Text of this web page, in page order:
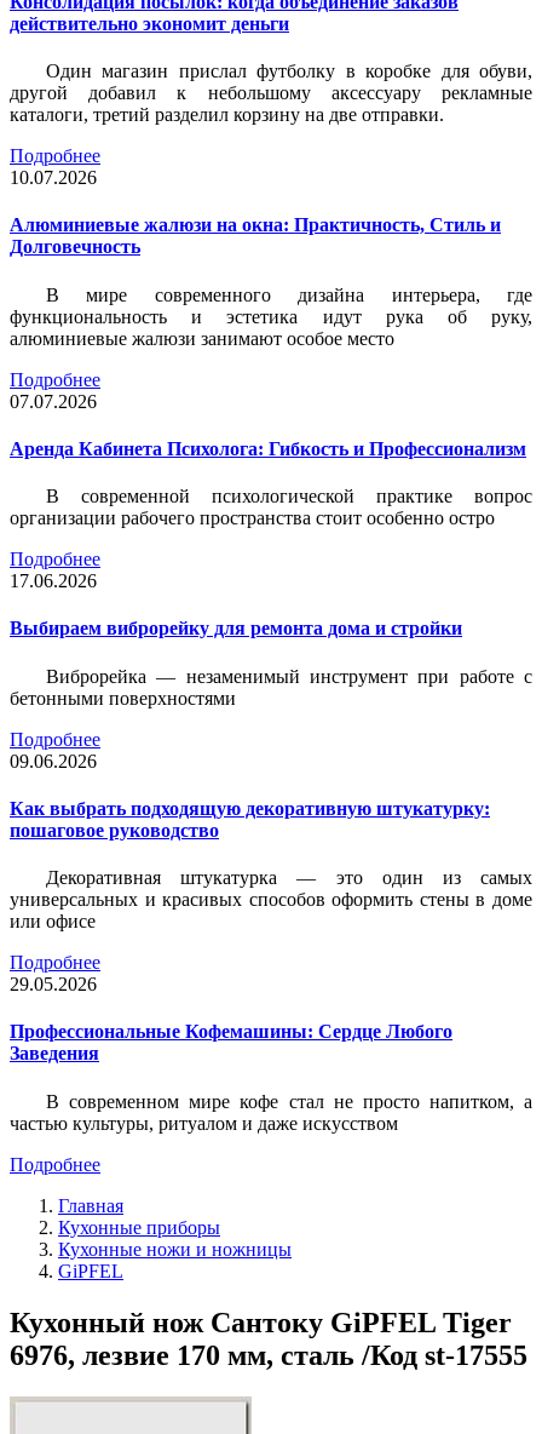
действительно экономит деньги
Один магазин прислал футболку в коробке для обуви,
другой добавил к небольшому аксессуару рекламные
каталоги, третий разделил корзину на две отправки.
Подробнее
10.07.2026
Алюминиевые жалюзи на окна: Практичность, Стиль и
Долговечность
В мире современного дизайна интерьера, где
функциональность и эстетика идут рука об руку,
алюминиевые жалюзи занимают особое место
Подробнее
07.07.2026
Аренда Кабинета Психолога: Гибкость и Профессионализм
В современной психологической практике вопрос
организации рабочего пространства стоит особенно остро
Подробнее
17.06.2026
Выбираем виброрейку для ремонта дома и стройки
Виброрейка — незаменимый инструмент при работе с
бетонными поверхностями
Подробнее
09.06.2026
Как выбрать подходящую декоративную штукатурку:
пошаговое руководство
Декоративная штукатурка — это один из самых
универсальных и красивых способов оформить стены в доме
или офисе
Подробнее
29.05.2026
Профессиональные Кофемашины: Сердце Любого
Заведения
В современном мире кофе стал не просто напитком, а
частью культуры, ритуалом и даже искусством
Подробнее
Главная
Кухонные приборы
Кухонные ножи и ножницы
GiPFEL
Кухонный нож Сантоку GiPFEL Tiger
6976, лезвие 170 мм, сталь /Код st-17555